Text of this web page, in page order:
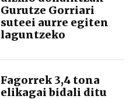
Gurutze Gorriari
suteei aurre egiten
laguntzeko
Fagorrek 3,4 tona
elikagai bidali ditu